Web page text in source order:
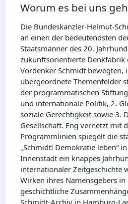
Worum es bei uns
Die Bundeskanzler-Helmut-
an einen der bedeutendsten
Staatsmänner des 20.
zukunftsorientierte Denkfabrik
Vordenker Schmidt bewegten,
übergeordnete Themenfelder
der programmatischen
und internationale Politik, 2.
soziale Gerechtigkeit sowie 3.
Gesellschaft. Eng vernetzt mit
Programmlinien spiegelt die
„Schmidt! Demokratie leben“
Innenstadt ein knappes
internationaler Zeitgeschichte
Wirken ihres Namensgebers
geschichtliche